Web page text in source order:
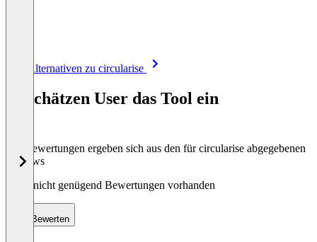
Alle Alternativen zu circularise
So schätzen User das Tool ein
Die Bewertungen ergeben sich aus den für circularise abgegebenen
Reviews
Noch nicht genügend Bewertungen vorhanden
Bewerten